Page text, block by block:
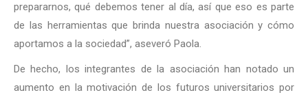
prepararnos, qué debemos tener al día, así que eso es parte
de las herramientas que brinda nuestra asociación y cómo
aportamos a la sociedad”, aseveró Paola.
De hecho, los integrantes de la asociación han notado un
aumento en la motivación de los futuros universitarios por